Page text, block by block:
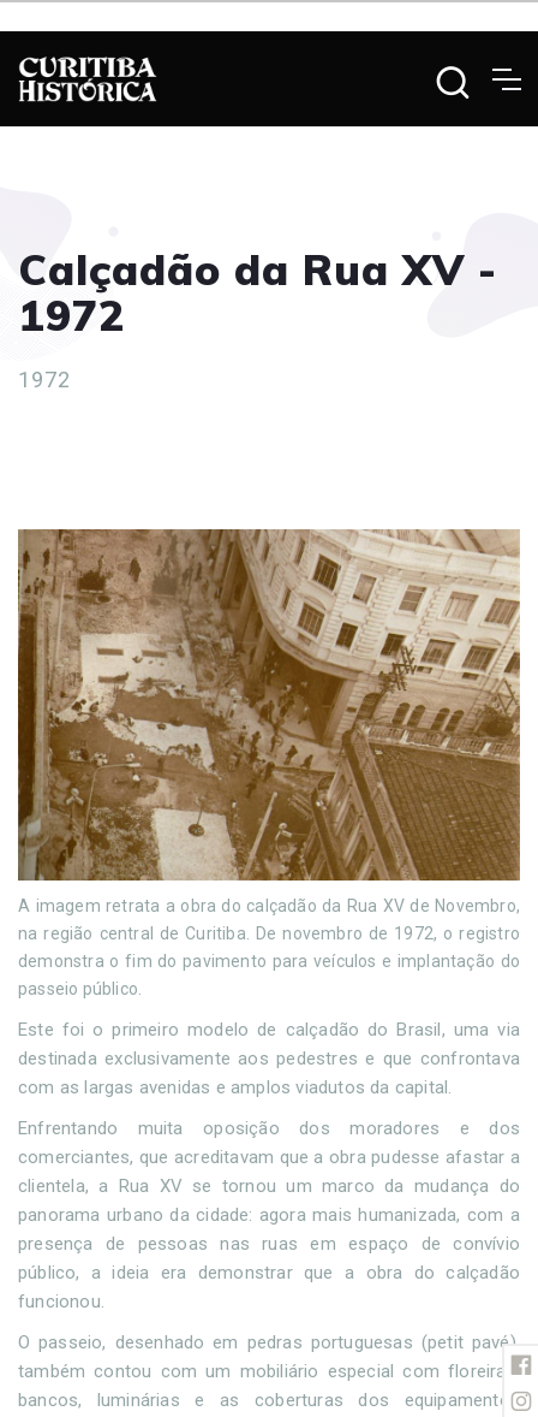
Calçadão da Rua XV -
1972
1972
A imagem retrata a obra do calçadão da Rua XV de Novembro,
na região central de Curitiba. De novembro de 1972, o registro
demonstra o fim do pavimento para veículos e implantação do
passeio público.
Este foi o primeiro modelo de calçadão do Brasil, uma via
destinada exclusivamente aos pedestres e que confrontava
com as largas avenidas e amplos viadutos da capital.
Enfrentando muita oposição dos moradores e dos
comerciantes, que acreditavam que a obra pudesse afastar a
clientela, a Rua XV se tornou um marco da mudança do
panorama urbano da cidade: agora mais humanizada, com a
presença de pessoas nas ruas em espaço de convívio
público, a ideia era demonstrar que a obra do calçadão
funcionou.
O passeio, desenhado em pedras portuguesas (petit pavé),
também contou com um mobiliário especial com floreiras,
bancos, luminárias e as coberturas dos equipamentos